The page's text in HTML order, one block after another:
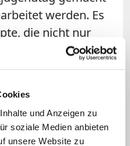
und Anzeigen zu
soziale Medien anbieten
unsere Website zu
werden. Es
die nicht nur
geistlichen
in einer
sowie in der